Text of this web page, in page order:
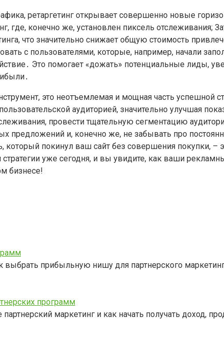
ретаргетинг открывает совершенно новые
где, конечно же, установлен пиксель
что значительно снижает общую стоимость
с пользователями, которые, например, начали
Это помогает «дожать» потенциальные лиды,
это неотъемлемая и мощная часть
аудиторией, значительно улучшая
провести тщательную сегментацию
предложений и, конечно же, не забывать про
который покинул ваш сайт без совершения покупки, –
стратегии уже сегодня, и вы увидите, как ваши
бизнесе!
выбрать прибыльную нишу для партнерского
программ
маркетинг и как начать получать доход,